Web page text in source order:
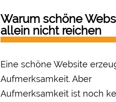
Warum schöne
allein nicht reichen
Eine schöne Website
Aufmerksamkeit. Aber
Aufmerksamkeit ist noch